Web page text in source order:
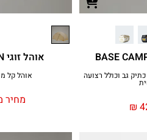
לשמש כתיק גב וכולל רצועה
₪
אוהל זוגי TRAIL LITE 2-PERSON
אוהל קל משקל
מחיר